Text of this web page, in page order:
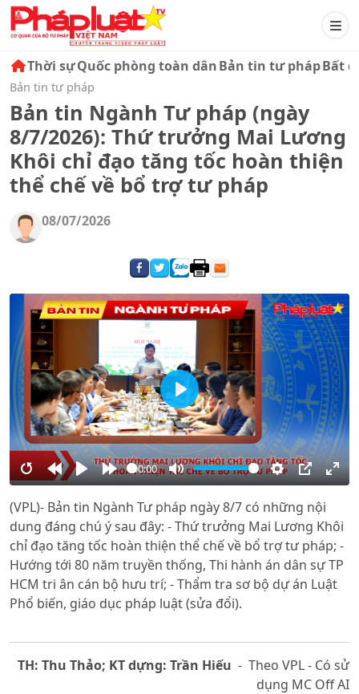
Thời sựQuốc phòng toàn dânBản tin tư phápBất
Bản tin tư pháp
Bản tin Ngành Tư pháp (ngày
8/7/2026): Thứ trưởng Mai Lương
Khôi chỉ đạo tăng tốc hoàn thiện
thể chế về bổ trợ tư pháp
08/07/2026
RestartRewind
10s
PlayForward
10s
00:00
Mute Settings
PIP
Play
(VPL)- Bản tin Ngành Tư pháp ngày 8/7 có những nội
dung đáng chú ý sau đây: - Thứ trưởng Mai Lương Khôi
chỉ đạo tăng tốc hoàn thiện thể chế về bổ trợ tư pháp; -
Hướng tới 80 năm truyền thống, Thi hành án dân sự TP
HCM tri ân cán bộ hưu trí; - Thẩm tra sơ bộ dự án Luật
Phổ biến, giáo dục pháp luật (sửa đổi).
TH: Thu Thảo; KT dựng: Trần Hiếu - Theo VPL - Có sử
dụng MC Off AI